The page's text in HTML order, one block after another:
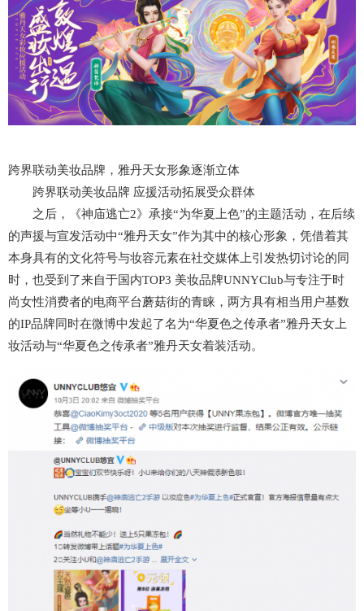
跨界联动美妆品牌，雅丹天女形象逐渐立体
跨界联动美妆品牌 应援活动拓展受众群体
之后，《神庙逃亡2》承接“为华夏上色”的主题活动，在后续
的声援与宣发活动中“雅丹天女”作为其中的核心形象，凭借着其
本身具有的文化符号与妆容元素在社交媒体上引发热切讨论的同
时，也受到了来自于国内TOP3 美妆品牌UNNYClub与专注于时
尚女性消费者的电商平台蘑菇街的青睐，两方具有相当用户基数
的IP品牌同时在微博中发起了名为“华夏色之传承者”雅丹天女上
妆活动与“华夏色之传承者”雅丹天女着装活动。